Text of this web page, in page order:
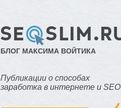
БЛОГ МАКСИМА ВОЙТИКА
Публикации о способах
заработка в интернете и SEO